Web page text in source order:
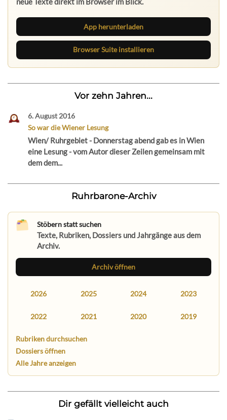
App herunterladen
Browser Suite installieren
Vor zehn Jahren...
6. August 2016
So war die Wiener Lesung
Wien/ Ruhrgebiet - Donnerstag abend gab es in Wien
eine Lesung - vom Autor dieser Zeilen gemeinsam mit
dem dem...
Ruhrbarone-Archiv
Stöbern statt suchen
Texte, Rubriken, Dossiers und Jahrgänge aus dem
Archiv.
Archiv öffnen
2026 2025 2024 2023
2022 2021 2020 2019
Rubriken durchsuchen
Dossiers öffnen
Alle Jahre anzeigen
Dir gefällt vielleicht auch